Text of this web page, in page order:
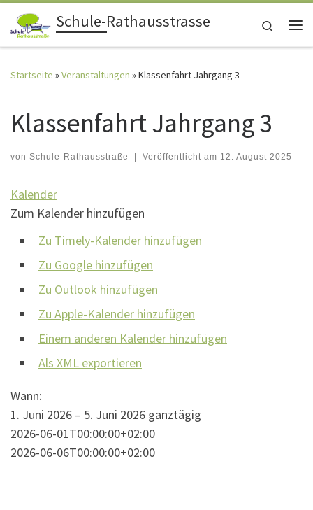
Zum Inhalt springen
Schule-Rathausstrasse
Search
Startseite »Veranstaltungen »Klassenfahrt Jahrgang 3
Klassenfahrt Jahrgang 3
von Schule-Rathausstraße | Veröffentlicht am 12. August 2025
Kalender
Zum Kalender hinzufügen
Zu Timely-Kalender hinzufügen
Zu Google hinzufügen
Zu Outlook hinzufügen
Zu Apple-Kalender hinzufügen
Einem anderen Kalender hinzufügen
Als XML exportieren
Wann:
1. Juni 2026 – 5. Juni 2026 ganztägig
2026-06-01T00:00:00+02:00
2026-06-06T00:00:00+02:00